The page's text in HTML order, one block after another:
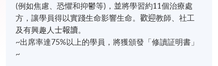
(例如焦慮、恐懼和抑鬱等) ， 並將學習約11個治療處
方，讓學員得以實踐生命影響生命。歡迎教師、社工
及有興趣人士報讀。
~出席率達75%以上的學員，將獲頒發「修讀証明書」
~